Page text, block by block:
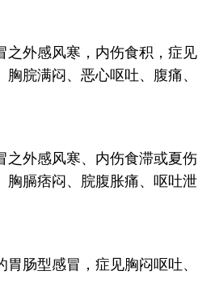
之外感风寒，内伤食积，症见
脘满闷、恶心呕吐、腹痛、
之外感风寒、内伤食滞或夏伤
胸膈痞闷、脘腹胀痛、呕吐泄
肠型感冒，症见胸闷呕吐、